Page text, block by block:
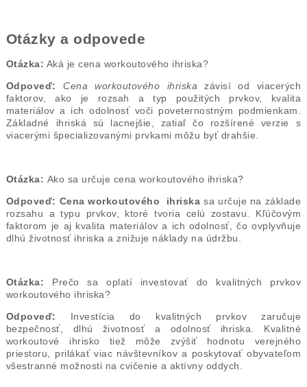
Otázky a odpovede
Otázka: Aká je cena workoutového ihriska?
Odpoveď:
Cena workoutového ihriska závisí od viacerých
faktorov, ako je rozsah a typ použitých prvkov, kvalita
materiálov a ich odolnosť voči poveternostným podmienkam.
Základné ihriská sú lacnejšie, zatiaľ čo rozšírené verzie s
viacerými špecializovanými prvkami môžu byť drahšie.
Otázka: Ako sa určuje cena workoutového ihriska?
Odpoveď: Cena workoutového ihriska sa určuje na základe
rozsahu a typu prvkov, ktoré tvoria celú zostavu. Kľúčovým
faktorom je aj kvalita materiálov a ich odolnosť, čo ovplyvňuje
dlhú životnosť ihriska a znižuje náklady na údržbu.
Otázka: Prečo sa oplatí investovať do kvalitných prvkov
workoutového ihriska?
Odpoveď:
Investícia do kvalitných prvkov zaručuje
bezpečnosť, dlhú životnosť a odolnosť ihriska. Kvalitné
workoutové ihrisko tiež môže zvýšiť hodnotu verejného
priestoru, prilákať viac návštevníkov a poskytovať obyvateľom
všestranné možnosti na cvičenie a aktívny oddych.